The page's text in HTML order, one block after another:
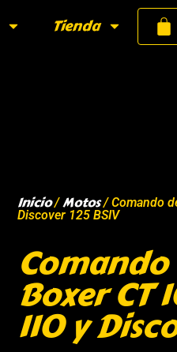
Tienda
Inicio/Motos/ Comando
Discover 125 BSIV
Boxer CT
110 y